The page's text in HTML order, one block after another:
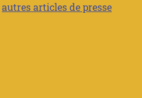
autres articles de presse